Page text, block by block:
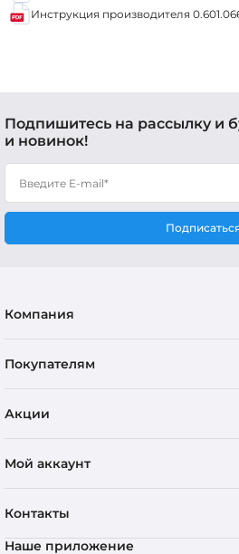
Инструкция производителя
Подпишитесь на рассылку и
и новинок!
Компания
Покупателям
Акции
Мой аккаунт
Контакты
Наше приложение